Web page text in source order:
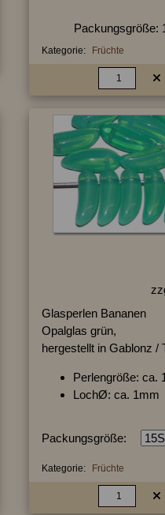
Packungsgröße:
Kategorie: Früchte
Glasperlen Bananen
Opalglas grün,
hergestellt in Gablonz /
Perlengröße: ca.
LochØ: ca. 1mm
Packungsgröße:
Kategorie: Früchte